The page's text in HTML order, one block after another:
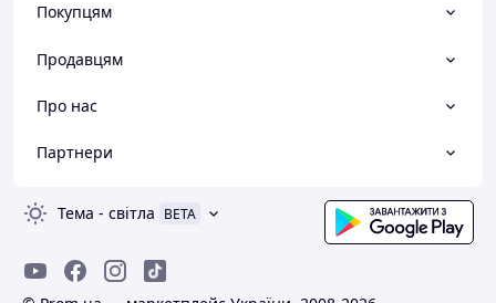
Покупцям
Продавцям
Про нас
Партнери
Тема - світла BETA